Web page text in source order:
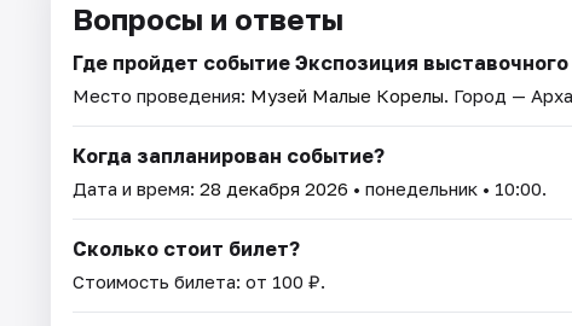
Вопросы и ответы
Где пройдет событие Экспозиция
Место проведения: Музей Малые Корелы. Город —
Когда запланирован событие?
Дата и время: 28 декабря 2026 • понедельник • 10:00.
Сколько стоит билет?
Стоимость билета: от 100 ₽.